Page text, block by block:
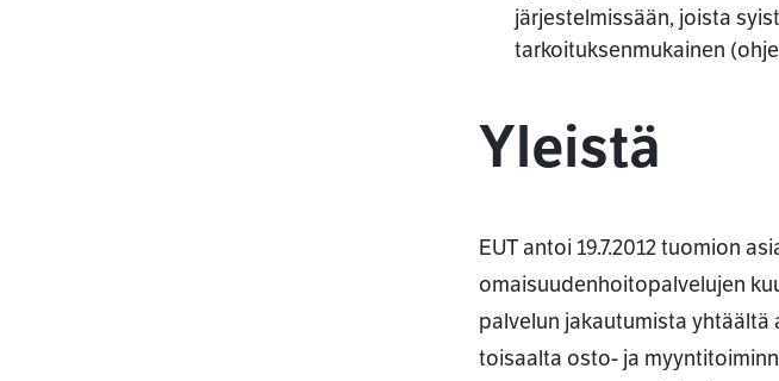
järjestelmissään, joista
tarkoituksenmukainen
Yleistä
EUT antoi 19.7.2012 tuomion
omaisuudenhoitopalvelujen
palvelun jakautumista
toisaalta osto- ja